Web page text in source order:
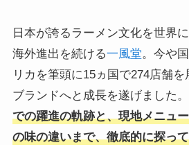
日本が誇るラーメン文化を世界
海外進出を続ける一風堂。今や
リカを筆頭に15ヵ国で274店舗
ブランドへと成長を遂げました
での躍進の軌跡と、現地メニュ
の味の違いまで、徹底的に探っ